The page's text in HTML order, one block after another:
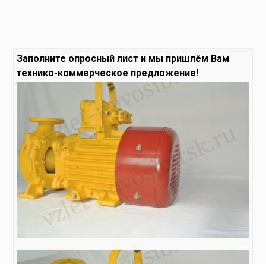
Заполните опросный лист и мы пришлём Вам
технико-коммерческое предложение!